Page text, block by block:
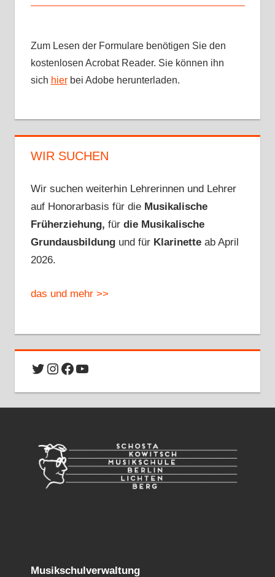
Zum Lesen der Formulare benötigen Sie den
kostenlosen Acrobat Reader. Sie können ihn
sich hierbei Adobe herunterladen.
WIR SUCHEN
Wir suchen weiterhin Lehrerinnen und Lehrer
auf Honorarbasis für die Musikalische
Früherziehung, fürdie Musikalische
Grundausbildung und fürKlarinette ab April
2026.
das und mehr >>
Twitter
Instagram
Facebook
YouTube
Musikschulverwaltung